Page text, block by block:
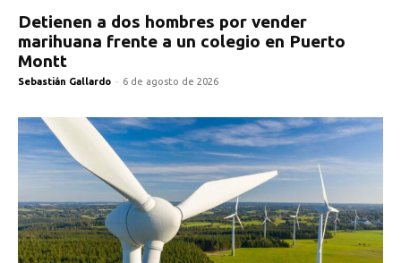
Detienen a dos hombres por vender
marihuana frente a un colegio en Puerto
Montt
Sebastián Gallardo - 6 de agosto de 2026